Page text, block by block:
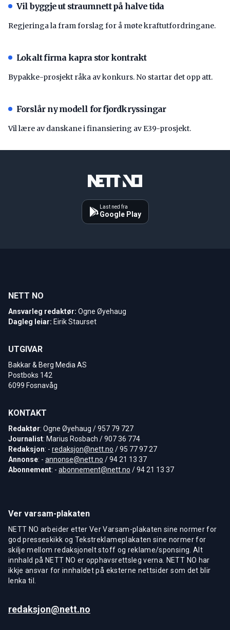
Vil byggje ut straumnett på halve tida
Regjeringa la fram forslag for å møte kraftutfordringane.
Lokalt firma kapra stor kontrakt
Bypakke-prosjekt råka av konkurs. No startar det opp att.
Forslår ny modell for fjordkryssingar
Vil lære av danskane i finansiering av E39-prosjekt.
Last ned fra
Google Play
NETT NO
Ansvarleg redaktør: Ogne Øyehaug
Dagleg leiar: Eirik Staurset
UTGIVAR
Bakkar & Berg Media AS
Postboks 142
6099 Fosnavåg
KONTAKT
Redaktør: Ogne Øyehaug / 957 79 727
Journalist: Marius Rosbach / 907 36 774
Redaksjon: - redaksjon@nett.no / 95 77 97 27
Annonse: - annonse@nett.no / 94 21 13 37
Abonnement: - abonnement@nett.no / 94 21 13 37
Ver varsam-plakaten
NETT NO arbeider etter Ver Varsam-plakaten sine normer for
god presseskikk og Tekstreklameplakaten sine normer for
skilje mellom redaksjonelt stoff og reklame/sponsing. Alt
innhald på NETT NO er opphavsrettsleg verna. NETT NO har
ikkje ansvar for innhaldet på eksterne nettsider som det blir
lenka til.
redaksjon@nett.no